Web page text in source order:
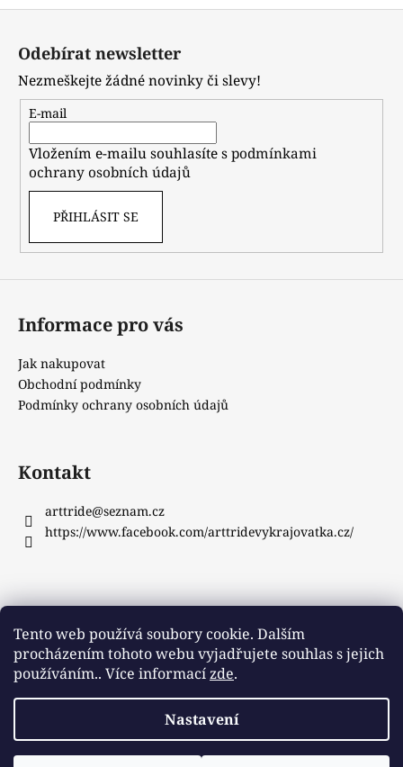
Tento web používá soubory cookie. Dalším
procházením tohoto webu vyjadřujete souhlas s jejich
používáním.. Více informacízde.
Nastavení
Z
Odebírat newsletter
Nezmeškejte žádné novinky či slevy!
E-mail
Vložením e-mailu souhlasíte spodmínkami
ochrany osobních údajů
PŘIHLÁSIT SE
Informace pro vás
Jak nakupovat
Obchodní podmínky
Podmínky ochrany osobních údajů
Kontakt
arttride@seznam.cz
https://www.facebook.com/arttridevykrajovatka.cz/
Instagram
Copyright 2026ArtTride. Všechna práva vyhrazena.